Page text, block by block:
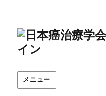
メニュー